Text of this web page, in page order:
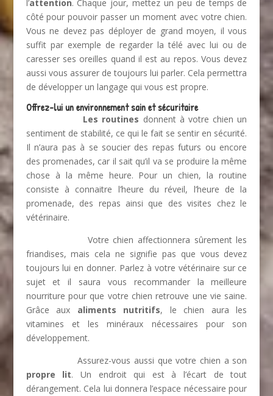
l’attention. Chaque jour, mettez un peu de temps de
côté pour pouvoir passer un moment avec votre chien.
Vous ne devez pas déployer de grand moyen, il vous
suffit par exemple de regarder la télé avec lui ou de
caresser ses oreilles quand il est au repos. Vous devez
aussi vous assurer de toujours lui parler. Cela permettra
de développer un langage qui vous est propre.
Offrez-lui un environnement sain et sécuritaire
Les routines donnent à votre chien un
sentiment de stabilité, ce qui le fait se sentir en sécurité.
Il n’aura pas à se soucier des repas futurs ou encore
des promenades, car il sait qu’il va se produire la même
chose à la même heure. Pour un chien, la routine
consiste à connaitre l’heure du réveil, l’heure de la
promenade, des repas ainsi que des visites chez le
vétérinaire.
Votre chien affectionnera sûrement les
friandises, mais cela ne signifie pas que vous devez
toujours lui en donner. Parlez à votre vétérinaire sur ce
sujet et il saura vous recommander la meilleure
nourriture pour que votre chien retrouve une vie saine.
Grâce aux aliments nutritifs, le chien aura les
vitamines et les minéraux nécessaires pour son
développement.
Assurez-vous aussi que votre chien a son
propre lit. Un endroit qui est à l’écart de tout
dérangement. Cela lui donnera l’espace nécessaire pour